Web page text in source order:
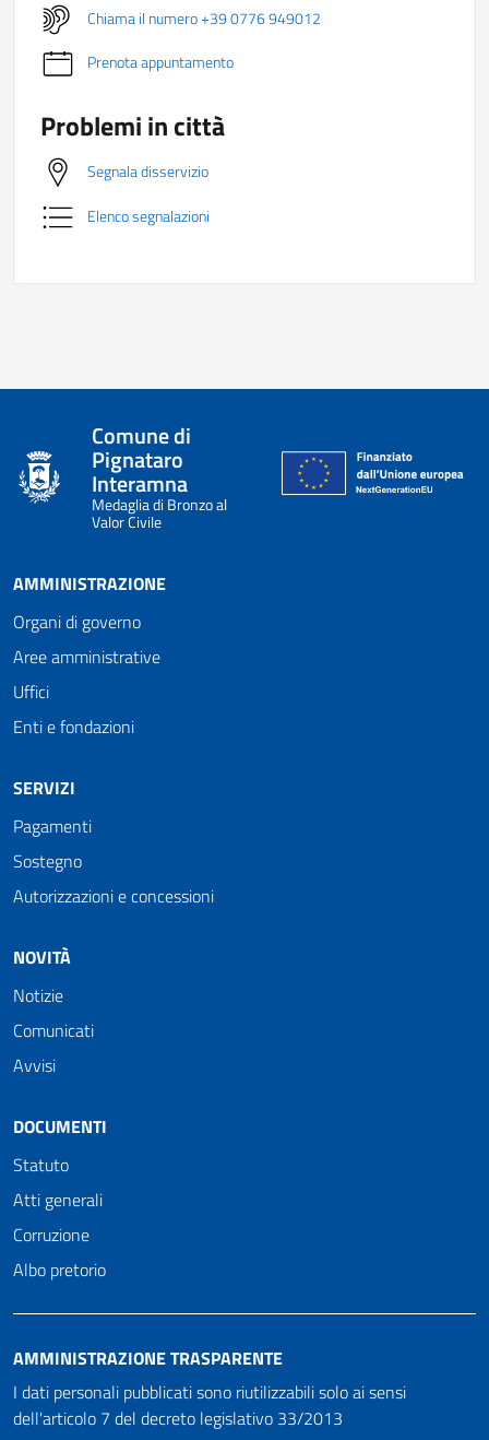
Chiama il numero +39 0776 949012
Prenota appuntamento
Problemi in città
Segnala disservizio
Elenco segnalazioni
Comune di
Pignataro
Interamna
Medaglia di Bronzo al
Valor Civile
AMMINISTRAZIONE
Organi di governo
Aree amministrative
Uffici
Enti e fondazioni
SERVIZI
Pagamenti
Sostegno
Autorizzazioni e concessioni
NOVITÀ
Notizie
Comunicati
Avvisi
DOCUMENTI
Statuto
Atti generali
Corruzione
Albo pretorio
AMMINISTRAZIONE TRASPARENTE
I dati personali pubblicati sono riutilizzabili solo ai sensi
dell'articolo 7 del decreto legislativo 33/2013